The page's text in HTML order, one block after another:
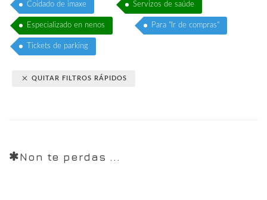
Coidado de imaxe Servizos de saúde
Especializado en nenos Para "Ir de compras"
Tickets de parking
QUITAR FILTROS RÁPIDOS
Non te perdas ...